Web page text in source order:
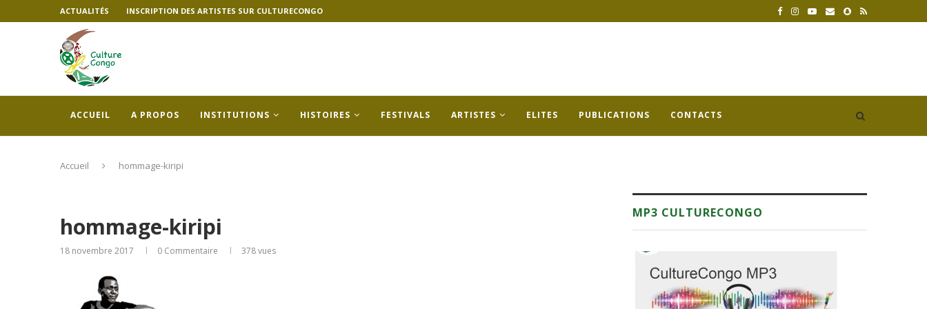
ACTUALITÉS INSCRIPTION DES ARTISTES SUR CULTURECONGO
ACCUEIL A PROPOS INSTITUTIONS HISTOIRES FESTIVALS ARTISTES ELITES PUBLICATIONS CONTACTS
Accueil hommage-kiripi
hommage-kiripi
18 novembre 2017 0 Commentaire 378vues
MP3 CULTURECONGO